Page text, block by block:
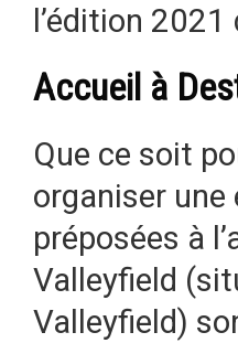
l’édition 2021
Accueil à
Que ce soit
organiser une
préposées à
Valleyfield
Valleyfield)